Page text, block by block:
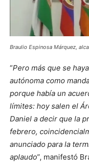
Braulio Espinosa Márquez,
“Pero más que se
autónoma como
porque había un
límites: hoy salen el
Daniel a decir que la
febrero,
anunciado para la
aplaudo”, manifestó